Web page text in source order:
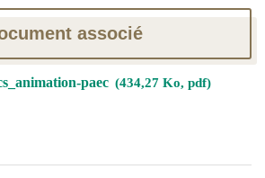
associé
paec 434,27 Ko, pdf